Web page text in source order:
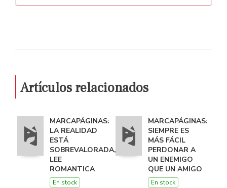
Artículos relacionados
MARCAPÁGINAS:
LA REALIDAD
ESTÁ
SOBREVALORADA,
LEE
ROMANTICA
En stock
MARCAPÁGINAS:
SIEMPRE ES
MÁS FÁCIL
PERDONAR A
UN ENEMIGO
QUE UN AMIGO
En stock